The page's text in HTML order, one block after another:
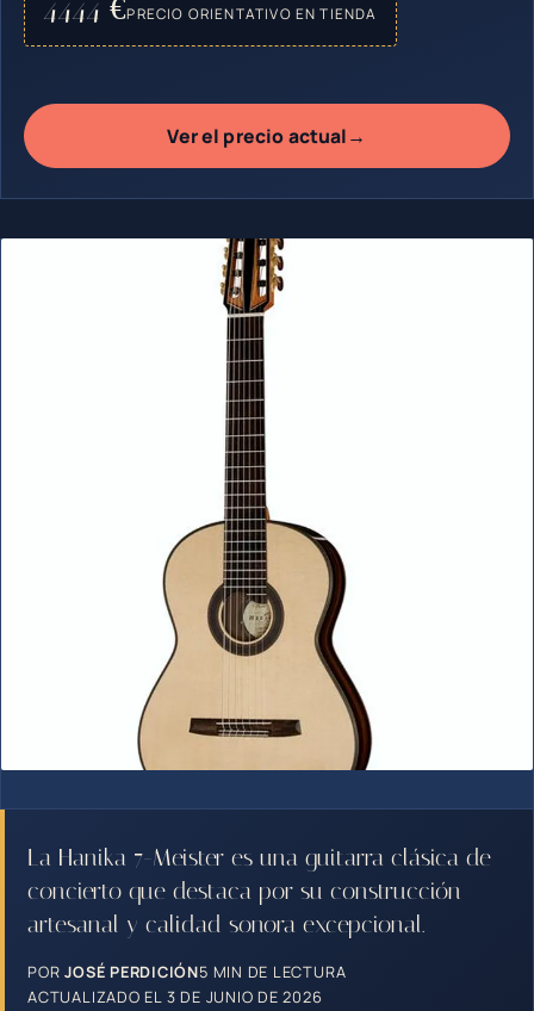
4444 €PRECIO ORIENTATIVO EN TIENDA
Ver el precio actual→
La Hanika 7-Meister es una guitarra clásica de
concierto que destaca por su construcción
artesanal y calidad sonora excepcional.
PORJOSÉ PERDICIÓN5 MIN DE LECTURA
ACTUALIZADO EL 3 DE JUNIO DE 2026